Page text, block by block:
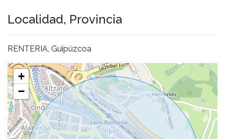
Localidad, Provincia
RENTERIA, Guipúzcoa
+
−